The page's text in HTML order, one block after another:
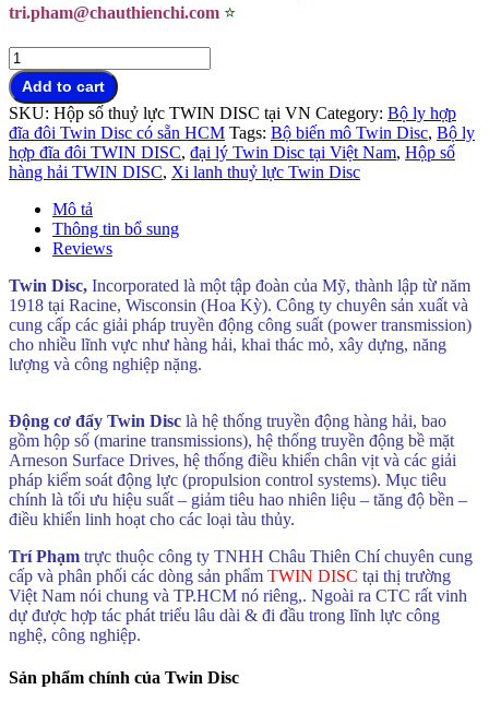
tri.pham@chauthienchi.com ⭐
Động
cơ
đẩy
Twin
Disc
chính
hãng
Việt
Nam
quantity
Add to cart
SKU: Hộp số thuỷ lực TWIN DISC tại VN Category: Bộ ly hợp
đĩa đôi Twin Disc có sẵn HCM Tags: Bộ biến mô Twin Disc, Bộ ly
hợp đĩa đôi TWIN DISC, đại lý Twin Disc tại Việt Nam, Hộp số
hàng hải TWIN DISC, Xi lanh thuỷ lực Twin Disc
Mô tả
Thông tin bổ sung
Reviews
Twin Disc, Incorporated là một tập đoàn của Mỹ, thành lập từ năm
1918 tại Racine, Wisconsin (Hoa Kỳ). Công ty chuyên sản xuất và
cung cấp các giải pháp truyền động công suất (power transmission)
cho nhiều lĩnh vực như hàng hải, khai thác mỏ, xây dựng, năng
lượng và công nghiệp nặng.
Động cơ đẩy Twin Disc là hệ thống truyền động hàng hải, bao
gồm hộp số (marine transmissions), hệ thống truyền động bề mặt
Arneson Surface Drives, hệ thống điều khiển chân vịt và các giải
pháp kiểm soát động lực (propulsion control systems). Mục tiêu
chính là tối ưu hiệu suất – giảm tiêu hao nhiên liệu – tăng độ bền –
điều khiển linh hoạt cho các loại tàu thủy.
Trí Phạm trực thuộc công ty TNHH Châu Thiên Chí chuyên cung
cấp và phân phối các dòng sản phẩm TWIN DISC tại thị trường
Việt Nam nói chung và TP.HCM nó riêng,. Ngoài ra CTC rất vinh
dự được hợp tác phát triểu lâu dài & đi đầu trong lĩnh lực công
nghệ, công nghiệp.
Sản phẩm chính của Twin Disc